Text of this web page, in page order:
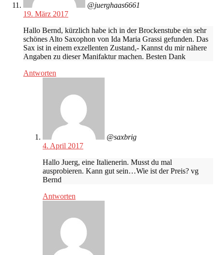
@juerghaas6661
19. März 2017
Hallo Bernd, kürzlich habe ich in der Brockenstube ein sehr
schönes Alto Saxophon von Ida Maria Grassi gefunden. Das
Sax ist in einem exzellenten Zustand,- Kannst du mir nähere
Angaben zu dieser Manifaktur machen. Besten Dank
Antworten
@saxbrig
4. April 2017
Hallo Juerg, eine Italienerin. Musst du mal
ausprobieren. Kann gut sein…Wie ist der Preis? vg
Bernd
Antworten